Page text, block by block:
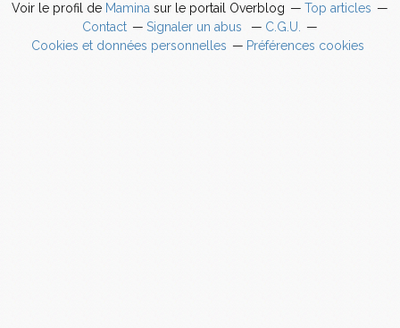
Voir le profil de Mamina sur le portail Overblog
Top articles
Contact
Signaler un abus
C.G.U.
Cookies et données personnelles
Préférences cookies